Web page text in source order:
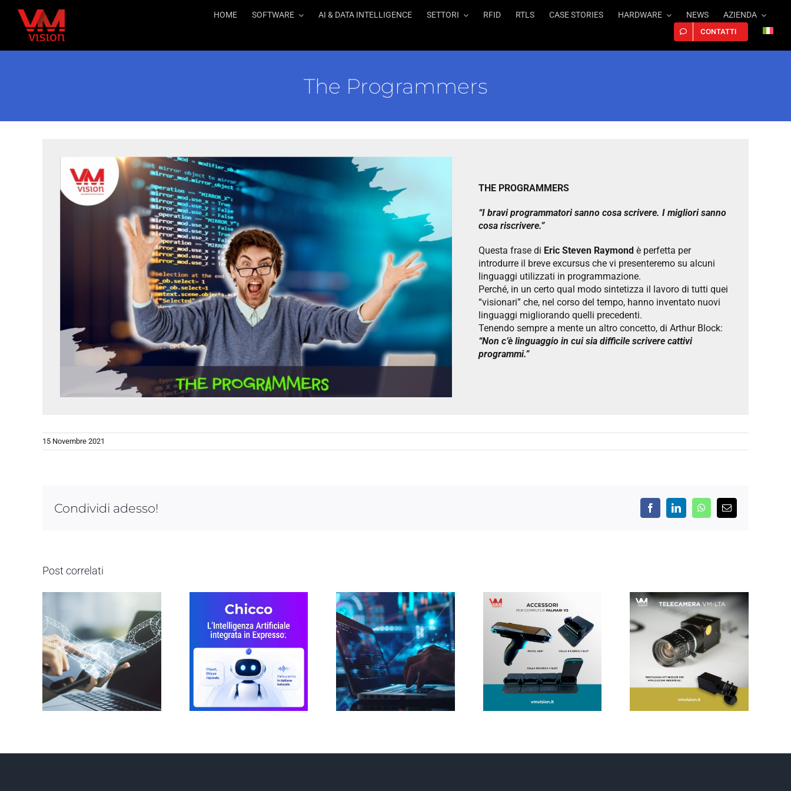
contenuto
HOME SOFTWARE AI & DATA INTELLIGENCE SETTORI RFID RTLS CASE STORIES HARDWARE NEWS AZIENDA
CONTATTI
The Programmers
THE PROGRAMMERS
“I bravi programmatori sanno cosa scrivere. I migliori sanno
cosa riscrivere.”
Questa frase di Eric Steven Raymond è perfetta per
introdurre il breve excursus che vi presenteremo su alcuni
linguaggi utilizzati in programmazione.
Perché, in un certo qual modo sintetizza il lavoro di tutti quei
“visionari” che, nel corso del tempo, hanno inventato nuovi
linguaggi migliorando quelli precedenti.
Tenendo sempre a mente un altro concetto, di Arthur Block:
“Non c’è linguaggio in cui sia difficile scrivere cattivi
programmi.”
15 Novembre 2021
Condividi adesso! FacebookLinkedInWhatsApp
Email
Post correlati
Doppia
Transizione
2026 – Camera
di Commercio
Chicco:
l’Intelligenza
Artificiale di
Expresso che
trasforma i dati
La prima
vittima del
ciclone IA: il
mondo del
software
NOVITÀ:
ACCESSORI
PER IL
ENTERPRISE
MOBILE
TELECAMERA
PROFESSIONALE